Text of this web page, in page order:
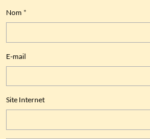
Nom
E-mail
Site Internet